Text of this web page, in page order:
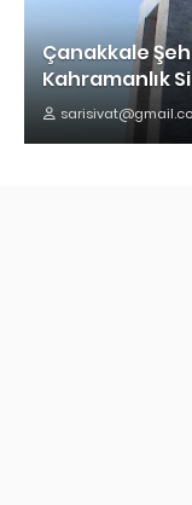
Çanakkale
Kahramanlık